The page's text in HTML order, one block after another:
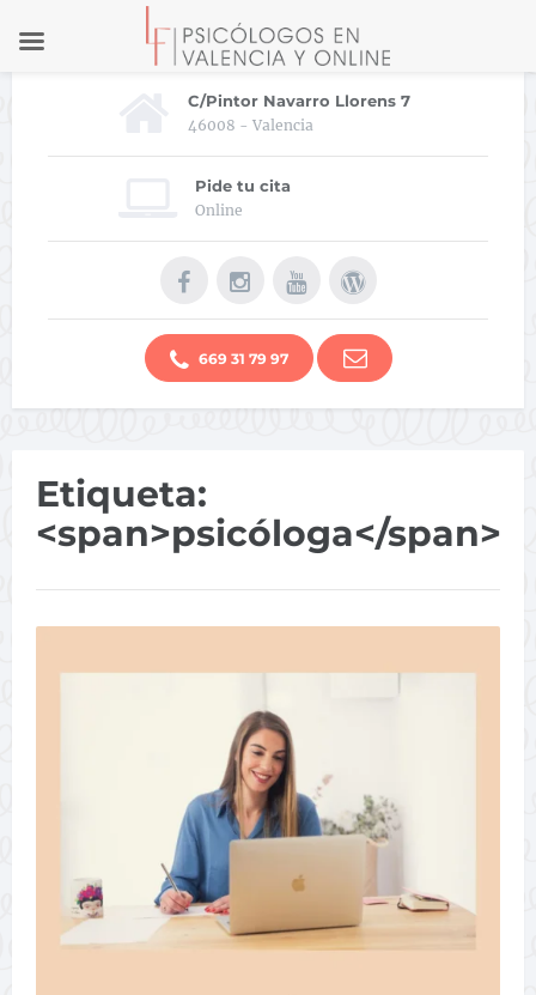
C/Pintor Navarro Llorens 7
46008 - Valencia
Pide tu cita
Online
669 31 79 97
Etiqueta:
<span>psicóloga</span>